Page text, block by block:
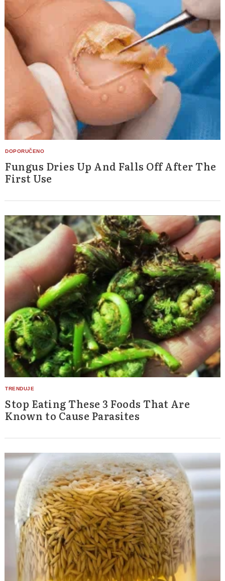
Fungus Dries Up And Falls Off After The
First Use
Stop Eating These 3 Foods That Are
Known to Cause Parasites